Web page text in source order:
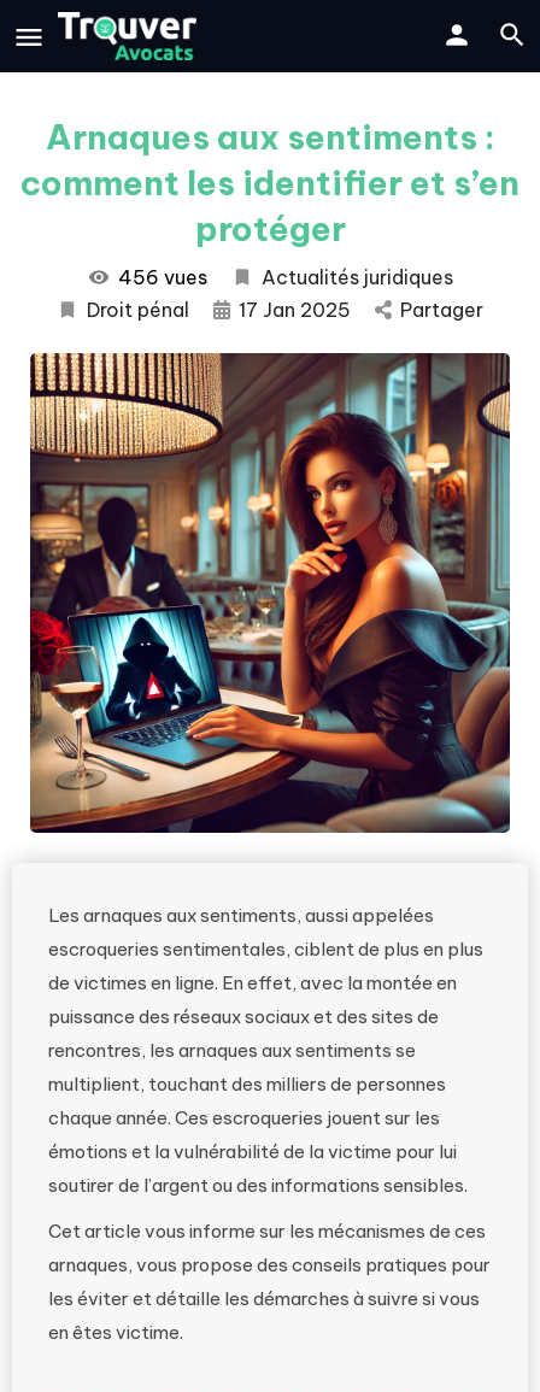
Arnaques aux sentiments :
comment les identifier et s’en
protéger
456 vues
Actualités juridiques
Droit pénal
17 Jan 2025 Partager
Les arnaques aux sentiments, aussi appelées
escroqueries sentimentales, ciblent de plus en plus
de victimes en ligne. En effet, avec la montée en
puissance des réseaux sociaux et des sites de
rencontres, les arnaques aux sentiments se
multiplient, touchant des milliers de personnes
chaque année. Ces escroqueries jouent sur les
émotions et la vulnérabilité de la victime pour lui
soutirer de l’argent ou des informations sensibles.
Cet article vous informe sur les mécanismes de ces
arnaques, vous propose des conseils pratiques pour
les éviter et détaille les démarches à suivre si vous
en êtes victime.